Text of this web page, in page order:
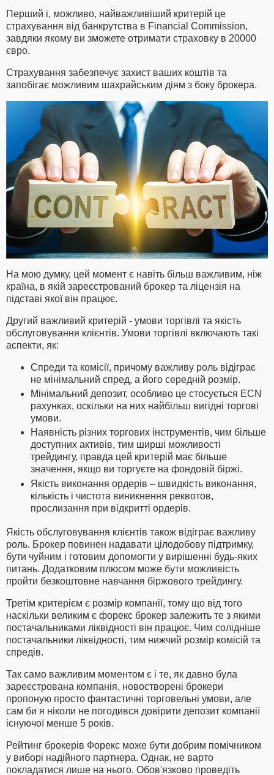
Перший і, можливо, найважливіший критерій це
страхування від банкрутства в Financial Commission,
завдяки якому ви зможете отримати страховку в 20000
євро.
Страхування забезпечує захист ваших коштів та
запобігає можливим шахрайським діям з боку брокера.
На мою думку, цей момент є навіть більш важливим, ніж
країна, в якій зареєстрований брокер та ліцензія на
підставі якої він працює.
Другий важливий критерій - умови торгівлі та якість
обслуговування клієнтів. Умови торгівлі включають такі
аспекти, як:
Спреди та комісії, причому важливу роль відіграє
не мінімальний спред, а його середній розмір.
Мінімальний депозит, особливо це стосується ECN
рахунках, оскільки на них найбільш вигідні торгові
умови.
Наявність різних торгових інструментів, чим більше
доступних активів, тим ширші можливості
трейдингу, правда цей критерій має більше
значення, якщо ви торгуєте на фондовій біржі.
Якість виконання ордерів – швидкість виконання,
кількість і чистота виникнення реквотов,
прослизання при відкритті ордерів.
Якість обслуговування клієнтів також відіграє важливу
роль. Брокер повинен надавати цілодобову підтримку,
бути чуйним і готовим допомогти у вирішенні будь-яких
питань. Додатковим плюсом може бути можливість
пройти безкоштовне навчання біржового трейдингу.
Третім критерієм є розмір компанії, тому що від того
наскільки великим є форекс брокер залежить те з якими
постачальниками ліквідності він працює. Чим солідніше
постачальники ліквідності, тим нижчий розмір комісій та
спредів.
Так само важливим моментом є і те, як давно була
зареєстрована компанія, новостворені брокери
пропоную просто фантастичні торговельні умови, але
сам би я ніколи не погодився довірити депозит компанії
існуючої менше 5 років.
Рейтинг брокерів Форекс може бути добрим помічником
у виборі надійного партнера. Однак, не варто
покладатися лише на нього. Обов'язково проведіть